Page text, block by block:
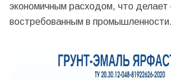
экономичным расходом, что делает
востребованным в промышленности.